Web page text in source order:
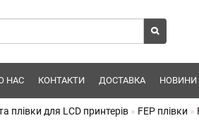
НАС КОНТАКТИ ДОСТАВКА НОВИНИ
плівки для LCD принтерів FEP плівки